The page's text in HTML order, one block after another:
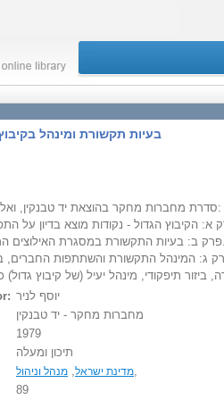
בעיות תקשורת ומינהל
סדרת מחברות מחקר בהוצאת יד טבנקין, ואלו פרקיו:
פרק ב: בעיות התקשורת במסגרת האילוצים המבניים בקיבוץ הגדול.
יוסף לניר
מחברות מחקר - יד טבנקין
1979
תיכון ומעלה
מדינת ישראל, מנהל וניהול
,
89